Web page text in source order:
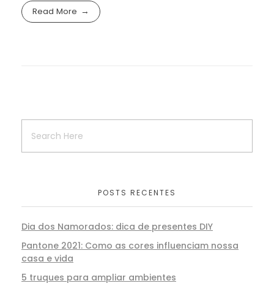
Read More
POSTS RECENTES
Dia dos Namorados: dica de presentes DIY
Pantone 2021: Como as cores influenciam nossa
casa e vida
5 truques para ampliar ambientes